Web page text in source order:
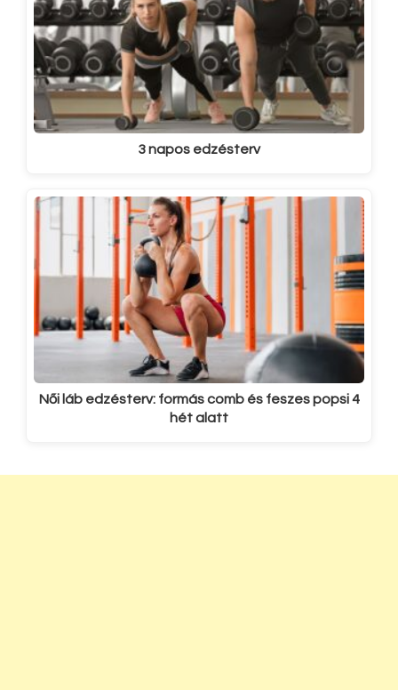
3 napos edzésterv
Női láb edzésterv: formás comb és feszes popsi 4
hét alatt